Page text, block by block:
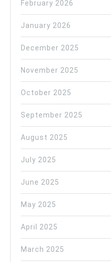
February 2026
January 2026
December 2025
November 2025
October 2025
September 2025
August 2025
July 2025
June 2025
May 2025
April 2025
March 2025